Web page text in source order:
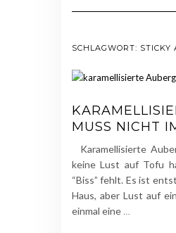
SCHLAGWORT: STICKY
MUSS NICHT
Karamellisierte
keine Lust auf Tofu
“Biss” fehlt. Es ist
Haus, aber Lust auf
einmal eine …